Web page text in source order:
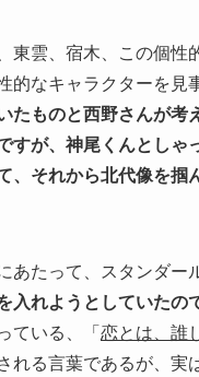
東雲、宿木、この個
的なキャラクターを
たものと西野さんが
すが、神尾くんとし
、それから北代像を掴
あたって、スタンダ
入れようとしていたの
ている、「恋とは、誰
れる言葉であるが、